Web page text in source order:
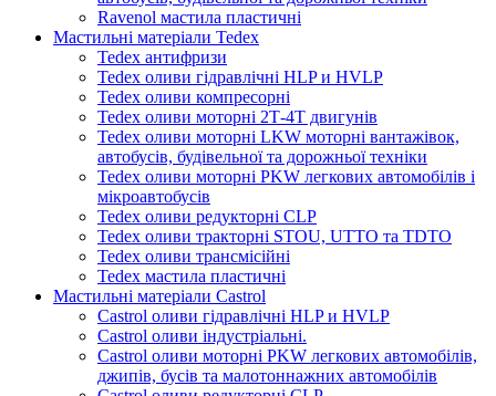
Ravenol мастила пластичні
Мастильні матеріали Tedex
Tedex антифризи
Tedex оливи гідравлічні HLP и HVLP
Tedex оливи компресорні
Tedex оливи моторні 2Т-4Т двигунів
Tedex оливи моторні LKW моторні вантажівок,
автобусів, будівельної та дорожньої техніки
Tedex оливи моторні PKW легкових автомобілів і
мікроавтобусів
Tedex оливи редукторні CLP
Tedex оливи тракторні STOU, UTTO та TDTO
Tedex оливи трансмісійні
Tedex мастила пластичні
Мастильні матеріали Castrol
Castrol оливи гідравлічні HLP и HVLP
Castrol оливи індустріальні.
Castrol оливи моторні PKW легкових автомобілів,
джипів, бусів та малотоннажних автомобілів